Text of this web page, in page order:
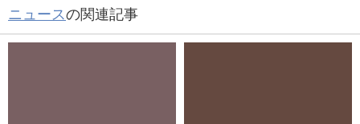
ニュースの関連記事